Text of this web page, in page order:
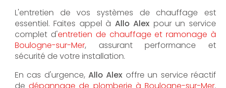
L'entretien de vos systèmes de chauffage est
essentiel. Faites appel à Allo Alex pour un service
complet d'entretien de chauffage et ramonage à
Boulogne-sur-Mer, assurant performance et
sécurité de votre installation.
En cas d'urgence,Allo Alex offre un service réactif
dedépannage de plomberie à Boulogne-sur-Mer.